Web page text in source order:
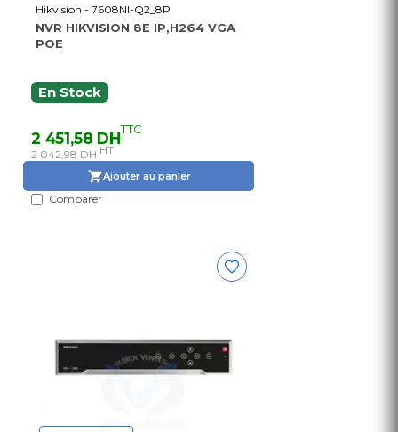
Hikvision - 7608NI-Q2_8P
NVR HIKVISION 8E IP,H264 VGA
POE
En Stock
2 451,58 DHTTC
2 042,98 DH HT
Ajouter au panier
Comparer